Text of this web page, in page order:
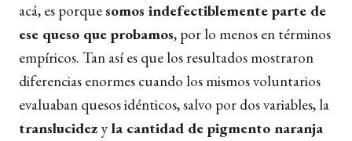
acá, es porquesomos indefectiblemente parte de
ese queso que probamos, por lo menos en términos
empíricos. Tan así es que los resultados mostraron
diferencias enormes cuando los mismos voluntarios
evaluaban quesos idénticos, salvo por dos variables, la
translucidez y la cantidad de pigmento naranja